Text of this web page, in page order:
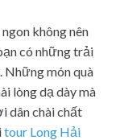
không nên
có những trải
Những món quà
lòng dạ dày mà
dân chài chất
tour Long Hải